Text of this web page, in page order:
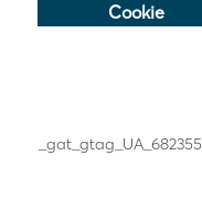
Cookie